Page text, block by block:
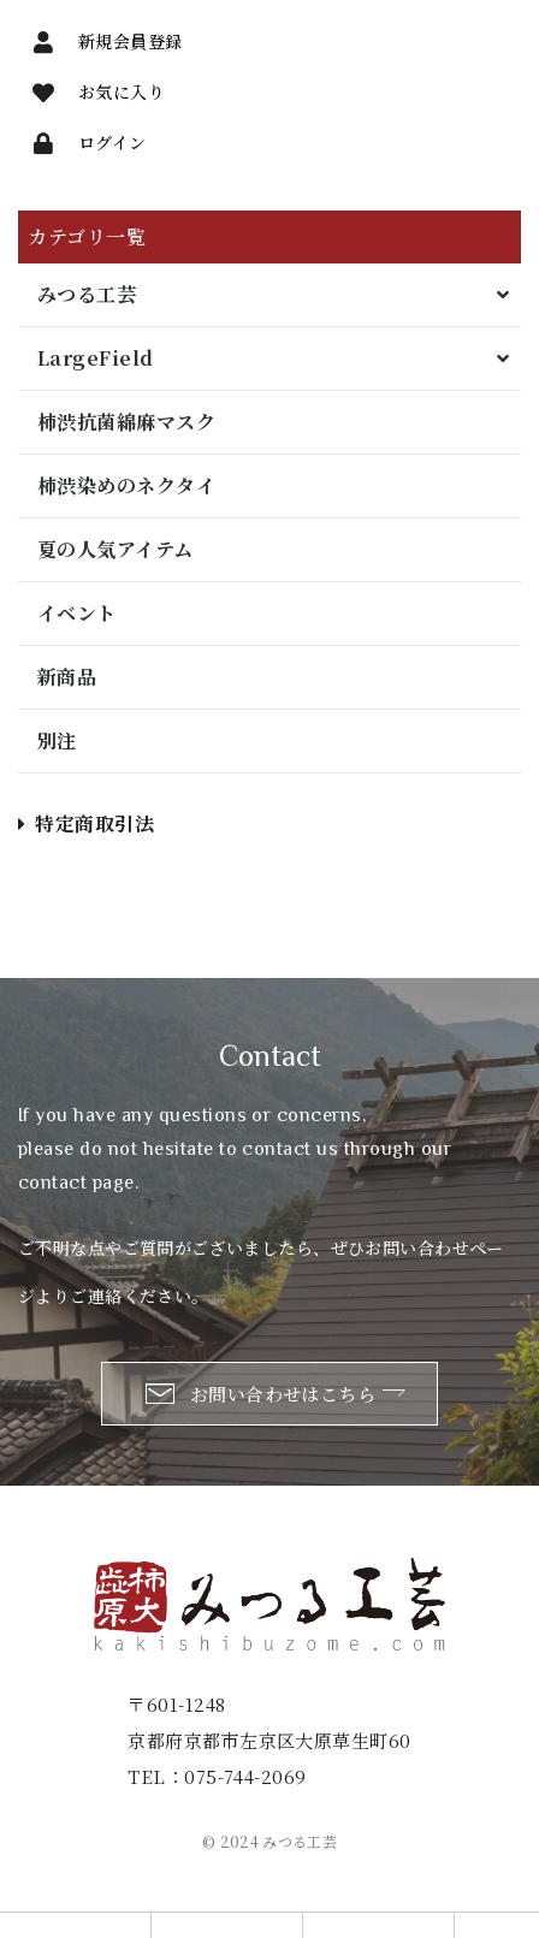
新規会員登録
お気に入り
ログイン
カテゴリ一覧
みつる工芸
LargeField
柿渋抗菌綿麻マスク
柿渋染めのネクタイ
夏の人気アイテム
イベント
新商品
別注
特定商取引法
Contact
If you have any questions or concerns,
please do not hesitate to contact us through our
contact page.
ご不明な点やご質問がございましたら、ぜひお問い合わせペー
ジよりご連絡ください。
お問い合わせはこちら
〒601-1248
京都府京都市左京区大原草生町60
TEL：075-744-2069
© 2024 みつる工芸